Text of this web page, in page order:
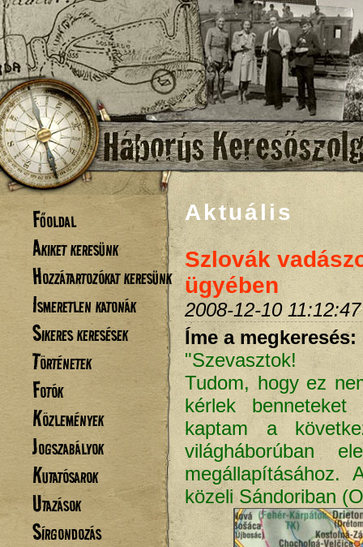
Főoldal
Akiket keresünk
Hozzátartozókat keresünk
Ismeretlen katonák
Sikeres keresések
Történetek
Fotók
Közlemények
Jogszabályok
Kutatósarok
Utazások
Sírgondozás
Aktuális
Szlovák
ügyében
2008-12-10 11:12:47
Íme a megkeresés:
"Szevasztok!
Tudom, hogy ez
kérlek benneteket
kaptam a
világháborúban
megállapításához.
közeli Sándoriban